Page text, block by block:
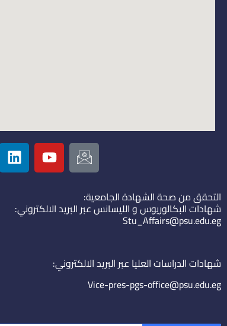
I
c
o
-
e
i
Y
o
u
u
b
L
i
n
التحقق من صحة الشهادة الجامعية:
شهادات البكالوريوس و الليسانس عبر البريد الالكتروني:
Stu_Affairs@psu.edu.eg
شهادات الدراسات العليا عبر البريد الالكتروني:
Vice-pres-pgs-office@psu.edu.eg